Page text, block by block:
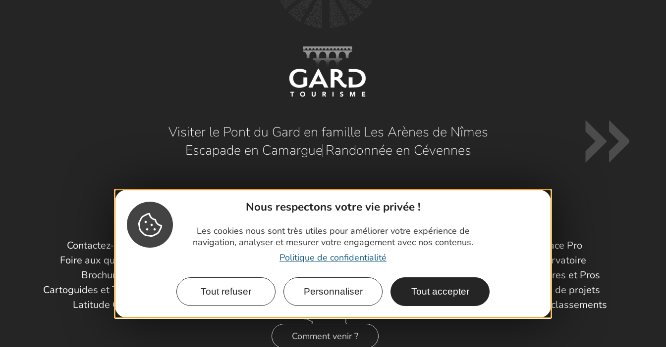
Nous respectons votre vie privée !
Les cookies nous sont très utiles pour améliorer votre expérience de
navigation, analyser et mesurer votre engagement avec nos contenus.
Politique de confidentialité
Tout refuser Personnaliser Tout accepter
Visiter le Pont du Gard en famille Les Arènes de Nîmes
Escapade en Camargue Randonnée en Cévennes
Contactez-nous !
Foire aux questions
Brochures
Cartoguides et Topoguides
Latitude Gard
Comment venir ?
Espace Pro
Observatoire
Partenaires et Pros
Porteurs de projets
Labels et classements